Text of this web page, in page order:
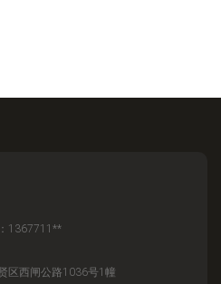
1367711**
区西闸公路1036号1幢